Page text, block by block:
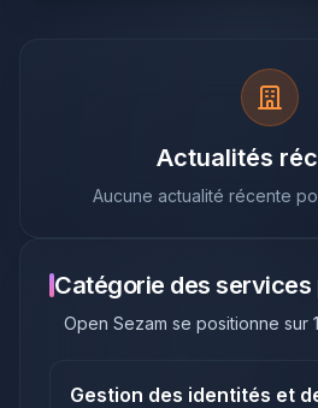
Actualités
Aucune actualité récente
Catégorie des services
Open Sezam se positionne sur 1
Gestion des identités et